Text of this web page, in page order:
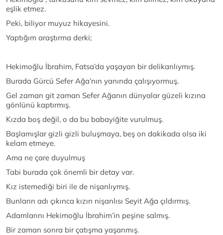
eşlik etmez.
Peki, biliyor muyuz hikayesini.
Yaptığım araştırma derki;
Hekimoğlu İbrahim, Fatsa’da yaşayan bir delikanlıymış.
Burada Gürcü Sefer Ağa’nın yanında çalışıyormuş.
Gel zaman git zaman Sefer Ağanın dünyalar güzeli kızına
gönlünü kaptırmış.
Kızda boş değil, o da bu babayiğite vurulmuş.
Başlamışlar gizli gizli buluşmaya, beş on dakikada olsa iki
kelam etmeye.
Ama ne çare duyulmuş
Tabi burada çok önemli bir detay var.
Kız istemediği biri ile de nişanlıymış.
Bunların adı çıkınca kızın nişanlısı Seyit Ağa çıldırmış.
Adamlarını Hekimoğlu İbrahim’in peşine salmış.
Bir zaman sonra bir çatışma yaşanmış.